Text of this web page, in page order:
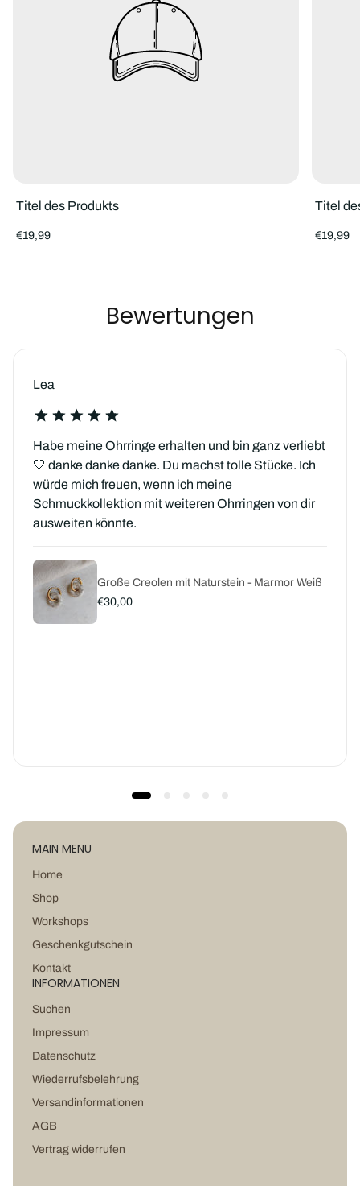
Titel des Produkts
Regulärer
€19,99
Titel
€19,99
Bewertungen
Lea
Habe meine Ohrringe erhalten und bin ganz verliebt
🤍 danke danke danke. Du machst tolle Stücke. Ich
würde mich freuen, wenn ich meine
Schmuckkollektion mit weiteren Ohrringen von dir
ausweiten könnte.
Große Creolen mit Naturstein - Marmor Weiß
R
€30,00
MAIN MENU
Home
Shop
Workshops
Geschenkgutschein
Kontakt
INFORMATIONEN
Suchen
Impressum
Datenschutz
Wiederrufsbelehrung
Versandinformationen
AGB
Vertrag widerrufen